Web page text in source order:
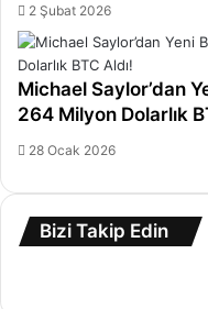
2 Şubat 2026
Michael Saylor’dan
264 Milyon Dolarlık
28 Ocak 2026
Bizi Takip Edin